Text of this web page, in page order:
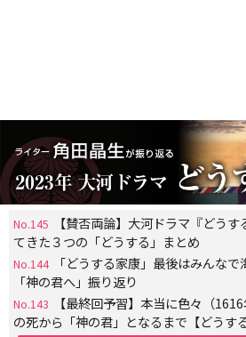
No.145
【賛否両論】大河ドラマ『どう
てきた３つの「どうする」まとめ
No.144
「どうする家康」最後はみんな
「神の君へ」振り返り
No.143
【最終回予習】本当に色々（
の死から「神の君」となるまで【どうす